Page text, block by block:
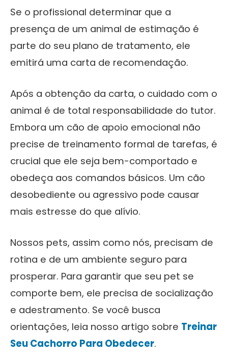
Se o profissional determinar que a
presença de um animal de estimação é
parte do seu plano de tratamento, ele
emitirá uma carta de recomendação.
Após a obtenção da carta, o cuidado com o
animal é de total responsabilidade do tutor.
Embora um cão de apoio emocional não
precise de treinamento formal de tarefas, é
crucial que ele seja bem-comportado e
obedeça aos comandos básicos. Um cão
desobediente ou agressivo pode causar
mais estresse do que alívio.
Nossos pets, assim como nós, precisam de
rotina e de um ambiente seguro para
prosperar. Para garantir que seu pet se
comporte bem, ele precisa de socialização
e adestramento. Se você busca
orientações, leia nosso artigo sobre Treinar
Seu Cachorro Para Obedecer.